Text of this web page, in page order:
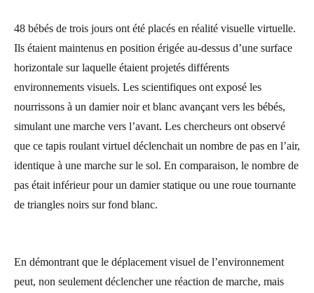
48 bébés de trois jours ont été placés en réalité visuelle virtuelle.
Ils étaient maintenus en position érigée au-dessus d’une surface
horizontale sur laquelle étaient projetés différents
environnements visuels. Les scientifiques ont exposé les
nourrissons à un damier noir et blanc avançant vers les bébés,
simulant une marche vers l’avant. Les chercheurs ont observé
que ce tapis roulant virtuel déclenchait un nombre de pas en l’air,
identique à une marche sur le sol. En comparaison, le nombre de
pas était inférieur pour un damier statique ou une roue tournante
de triangles noirs sur fond blanc.
En démontrant que le déplacement visuel de l’environnement
peut, non seulement déclencher une réaction de marche, mais